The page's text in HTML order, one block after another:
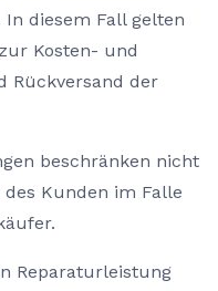
diesem Fall gelten
Kosten- und
Rückversand der
beschränken nicht
Kunden im Falle
Reparaturleistung